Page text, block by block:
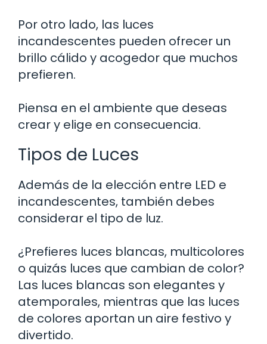
Por otro lado, las luces
incandescentes pueden ofrecer un
brillo cálido y acogedor que muchos
prefieren.
Piensa en el ambiente que deseas
crear y elige en consecuencia.
Tipos de Luces
Además de la elección entre LED e
incandescentes, también debes
considerar el tipo de luz.
¿Prefieres luces blancas, multicolores
o quizás luces que cambian de color?
Las luces blancas son elegantes y
atemporales, mientras que las luces
de colores aportan un aire festivo y
divertido.